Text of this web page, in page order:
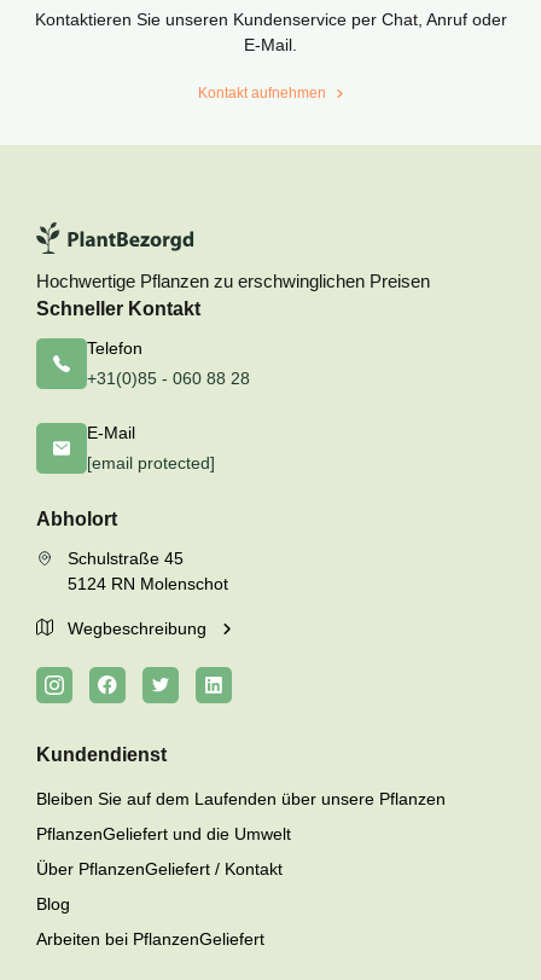
Kontaktieren Sie unseren Kundenservice per Chat, Anruf oder
E-Mail.
Kontakt aufnehmen
Hochwertige Pflanzen zu erschwinglichen Preisen
Schneller Kontakt
Telefon
+31(0)85 - 060 88 28
E-Mail
[email protected]
Abholort
Schulstraße 45
5124 RN Molenschot
Wegbeschreibung
Kundendienst
Bleiben Sie auf dem Laufenden über unsere Pflanzen
PflanzenGeliefert und die Umwelt
Über PflanzenGeliefert / Kontakt
Blog
Arbeiten bei PflanzenGeliefert